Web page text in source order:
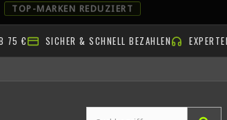
TOP-MARKEN REDUZIERT
75 € SICHER & SCHNELL BEZAHLEN